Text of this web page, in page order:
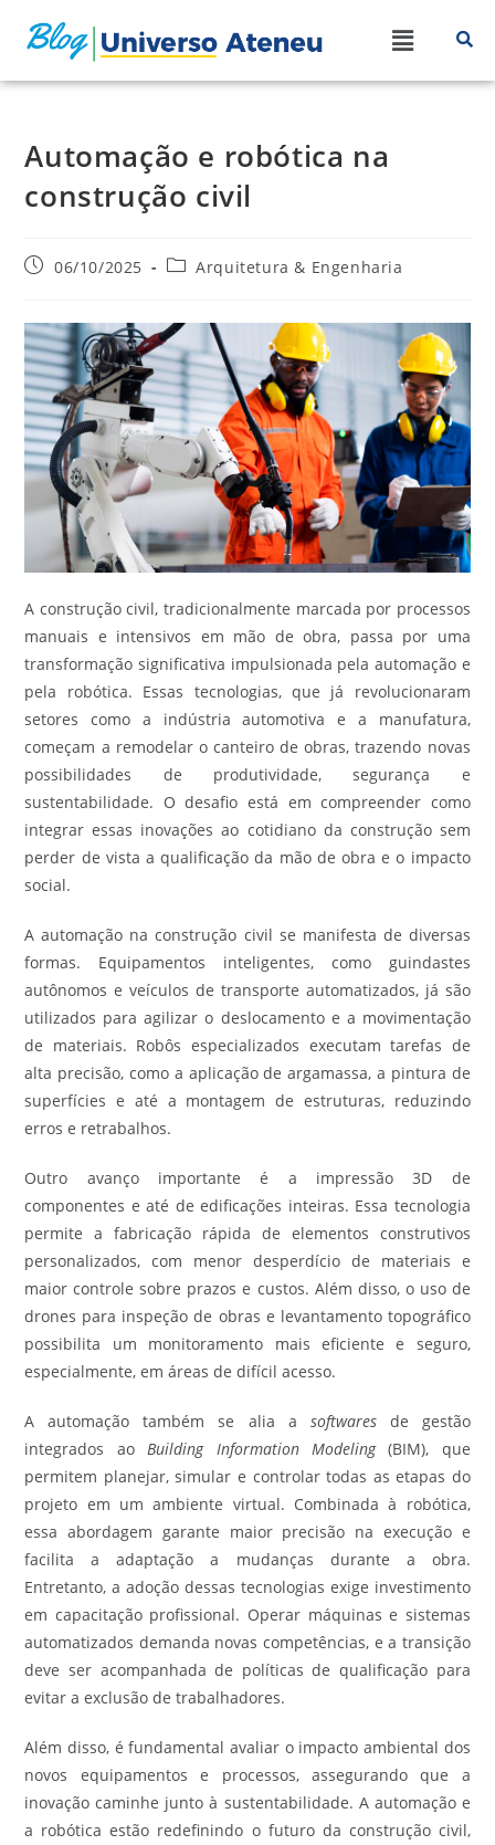
Automação e robótica na
construção civil
06/10/2025 Arquitetura & Engenharia
A construção civil, tradicionalmente marcada por processos
manuais e intensivos em mão de obra, passa por uma
transformação significativa impulsionada pela automação e
pela robótica. Essas tecnologias, que já revolucionaram
setores como a indústria automotiva e a manufatura,
começam a remodelar o canteiro de obras, trazendo novas
possibilidades de produtividade, segurança e
sustentabilidade. O desafio está em compreender como
integrar essas inovações ao cotidiano da construção sem
perder de vista a qualificação da mão de obra e o impacto
social.
A automação na construção civil se manifesta de diversas
formas. Equipamentos inteligentes, como guindastes
autônomos e veículos de transporte automatizados, já são
utilizados para agilizar o deslocamento e a movimentação
de materiais. Robôs especializados executam tarefas de
alta precisão, como a aplicação de argamassa, a pintura de
superfícies e até a montagem de estruturas, reduzindo
erros e retrabalhos.
Outro avanço importante é a impressão 3D de
componentes e até de edificações inteiras. Essa tecnologia
permite a fabricação rápida de elementos construtivos
personalizados, com menor desperdício de materiais e
maior controle sobre prazos e custos. Além disso, o uso de
drones para inspeção de obras e levantamento topográfico
possibilita um monitoramento mais eficiente e seguro,
especialmente, em áreas de difícil acesso.
A automação também se alia a softwaresde gestão
integrados aoBuilding Information Modeling(BIM), que
permitem planejar, simular e controlar todas as etapas do
projeto em um ambiente virtual. Combinada à robótica,
essa abordagem garante maior precisão na execução e
facilita a adaptação a mudanças durante a obra.
Entretanto, a adoção dessas tecnologias exige investimento
em capacitação profissional. Operar máquinas e sistemas
automatizados demanda novas competências, e a transição
deve ser acompanhada de políticas de qualificação para
evitar a exclusão de trabalhadores.
Além disso, é fundamental avaliar o impacto ambiental dos
novos equipamentos e processos, assegurando que a
inovação caminhe junto à sustentabilidade. A automação e
a robótica estão redefinindo o futuro da construção civil,